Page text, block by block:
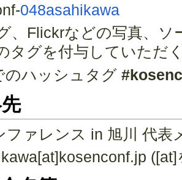
048asahikawa
、Flickrなどの写真、
タグを付与していただ
のハッシュタグ
ファレンス in 旭川 代表